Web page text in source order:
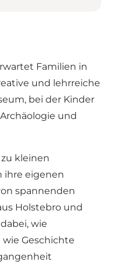
Familien in
und lehrreiche
bei der Kinder
und
kleinen
ihre eigenen
spannenden
Holstebro und
wie
Geschichte